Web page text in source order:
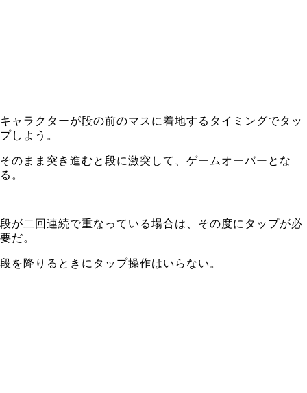
キャラクターが段の前のマスに着地するタイミングでタッ
プしよう。
そのまま突き進むと段に激突して、ゲームオーバーとな
る。
段が二回連続で重なっている場合は、その度にタップが必
要だ。
段を降りるときにタップ操作はいらない。